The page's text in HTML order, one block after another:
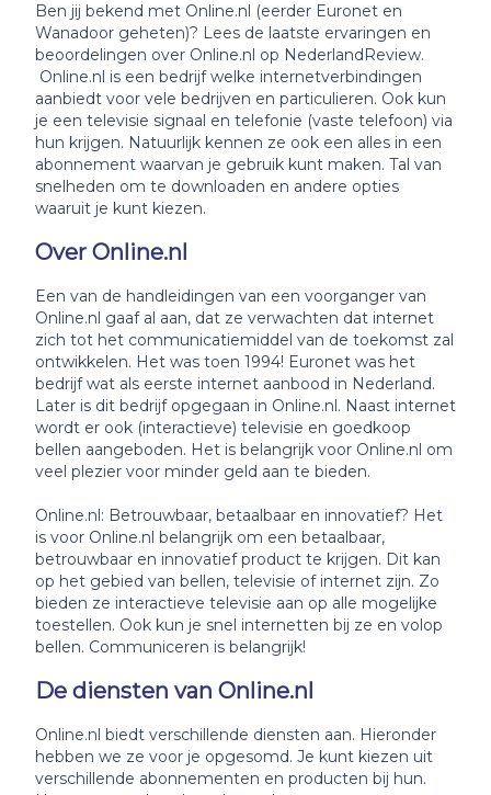
Ben jij bekend met Online.nl (eerder Euronet en
Wanadoor geheten)? Lees de laatste ervaringen en
beoordelingen over Online.nl op NederlandReview.
Online.nl is een bedrijf welke internetverbindingen
aanbiedt voor vele bedrijven en particulieren. Ook kun
je een televisie signaal en telefonie (vaste telefoon) via
hun krijgen. Natuurlijk kennen ze ook een alles in een
abonnement waarvan je gebruik kunt maken. Tal van
snelheden om te downloaden en andere opties
waaruit je kunt kiezen.
Over Online.nl
Een van de handleidingen van een voorganger van
Online.nl gaaf al aan, dat ze verwachten dat internet
zich tot het communicatiemiddel van de toekomst zal
ontwikkelen. Het was toen 1994! Euronet was het
bedrijf wat als eerste internet aanbood in Nederland.
Later is dit bedrijf opgegaan in Online.nl. Naast internet
wordt er ook (interactieve) televisie en goedkoop
bellen aangeboden. Het is belangrijk voor Online.nl om
veel plezier voor minder geld aan te bieden.
Online.nl: Betrouwbaar, betaalbaar en innovatief? Het
is voor Online.nl belangrijk om een betaalbaar,
betrouwbaar en innovatief product te krijgen. Dit kan
op het gebied van bellen, televisie of internet zijn. Zo
bieden ze interactieve televisie aan op alle mogelijke
toestellen. Ook kun je snel internetten bij ze en volop
bellen. Communiceren is belangrijk!
De diensten van Online.nl
Online.nl biedt verschillende diensten aan. Hieronder
hebben we ze voor je opgesomd. Je kunt kiezen uit
verschillende abonnementen en producten bij hun.